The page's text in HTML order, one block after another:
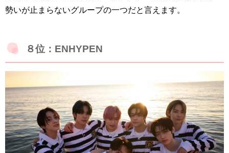
勢いが止まらないグループの一つだと言えます。
８位：ENHYPEN